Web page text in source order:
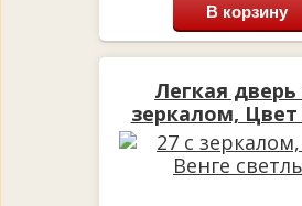
В корзину
Легкая дверь
зеркалом, Цвет
светлый